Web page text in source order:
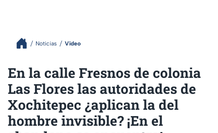
Noticias Video
En la calle Fresnos de colonia
Las Flores las autoridades de
Xochitepec ¿aplican la del
hombre invisible? ¡En el